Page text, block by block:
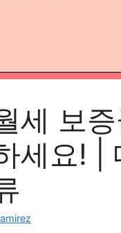
세 보
세요! |